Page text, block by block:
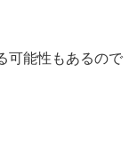
可能性もあるので